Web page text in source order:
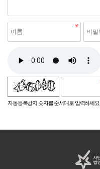
자동등록방지 숫자를 순서대로 입력하세요.